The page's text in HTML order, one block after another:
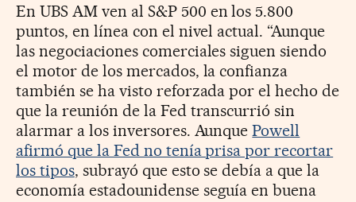
En UBS AM ven al S&P 500 en los 5.800
puntos, en línea con el nivel actual. “Aunque
las negociaciones comerciales siguen siendo
el motor de los mercados, la confianza
también se ha visto reforzada por el hecho de
que la reunión de la Fed transcurrió sin
alarmar a los inversores. AunquePowell
afirmó que la Fed no tenía prisa por recortar
los tipos, subrayó que esto se debía a que la
economía estadounidense seguía en buena